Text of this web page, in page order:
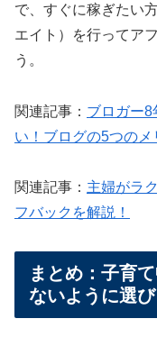
で、すぐに稼ぎたい
エイト）を行ってア
う。
関連記事： ブロガー8
い！ブログの5つのメ
関連記事： 主婦がラ
フバックを解説！
まとめ：子育
ないように選び